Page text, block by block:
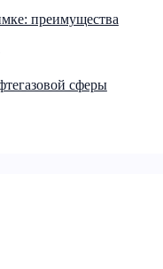
преимущества
сферы